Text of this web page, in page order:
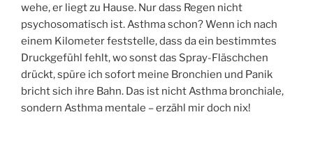
wehe, er liegt zu Hause. Nur dass Regen nicht
psychosomatisch ist. Asthma schon? Wenn ich nach
einem Kilometer feststelle, dass da ein bestimmtes
Druckgefühl fehlt, wo sonst das Spray-Fläschchen
drückt, spüre ich sofort meine Bronchien und Panik
bricht sich ihre Bahn. Das ist nicht Asthma bronchiale,
sondern Asthma mentale – erzähl mir doch nix!